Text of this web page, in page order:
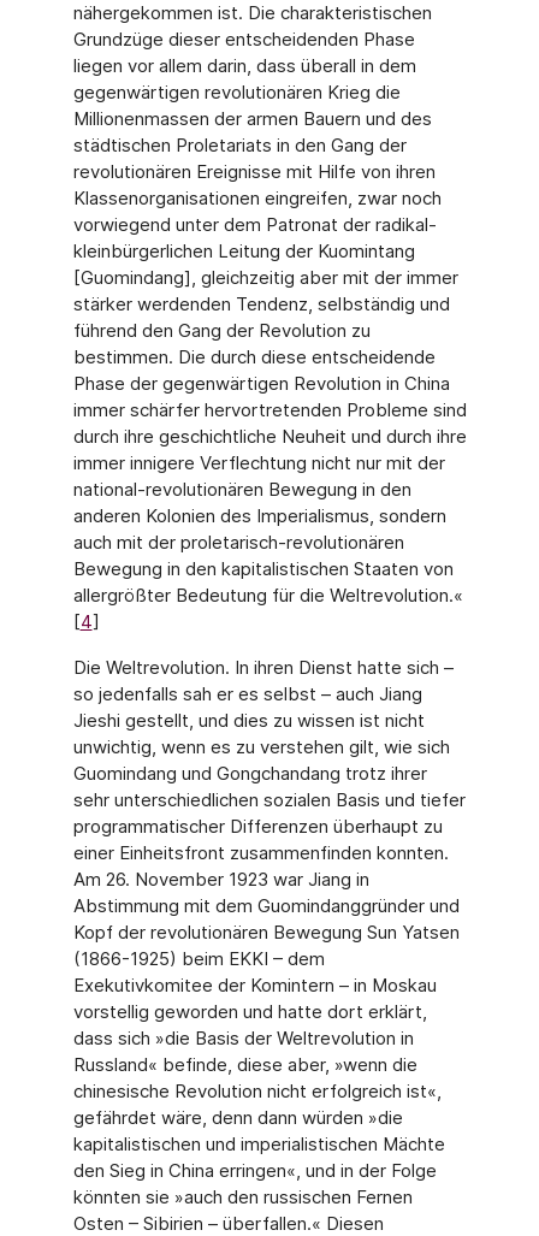
nähergekommen ist. Die charakteristischen
Grundzüge dieser entscheidenden Phase
liegen vor allem darin, dass überall in dem
gegenwärtigen revolutionären Krieg die
Millionenmassen der armen Bauern und des
städtischen Proletariats in den Gang der
revolutionären Ereignisse mit Hilfe von ihren
Klassenorganisationen eingreifen, zwar noch
vorwiegend unter dem Patronat der radikal-
kleinbürgerlichen Leitung der Kuomintang
[Guomindang], gleichzeitig aber mit der immer
stärker werdenden Tendenz, selbständig und
führend den Gang der Revolution zu
bestimmen. Die durch diese entscheidende
Phase der gegenwärtigen Revolution in China
immer schärfer hervortretenden Probleme sind
durch ihre geschichtliche Neuheit und durch ihre
immer innigere Verflechtung nicht nur mit der
national-revolutionären Bewegung in den
anderen Kolonien des Imperialismus, sondern
auch mit der proletarisch-revolutionären
Bewegung in den kapitalistischen Staaten von
allergrößter Bedeutung für die Weltrevolution.«
[4]
Die Weltrevolution. In ihren Dienst hatte sich –
so jedenfalls sah er es selbst – auch Jiang
Jieshi gestellt, und dies zu wissen ist nicht
unwichtig, wenn es zu verstehen gilt, wie sich
Guomindang und Gongchandang trotz ihrer
sehr unterschiedlichen sozialen Basis und tiefer
programmatischer Differenzen überhaupt zu
einer Einheitsfront zusammenfinden konnten.
Am 26. November 1923 war Jiang in
Abstimmung mit dem Guomindanggründer und
Kopf der revolutionären Bewegung Sun Yatsen
(1866-1925) beim EKKI – dem
Exekutivkomitee der Komintern – in Moskau
vorstellig geworden und hatte dort erklärt,
dass sich »die Basis der Weltrevolution in
Russland« befinde, diese aber, »wenn die
chinesische Revolution nicht erfolgreich ist«,
gefährdet wäre, denn dann würden »die
kapitalistischen und imperialistischen Mächte
den Sieg in China erringen«, und in der Folge
könnten sie »auch den russischen Fernen
Osten – Sibirien – überfallen.« Diesen